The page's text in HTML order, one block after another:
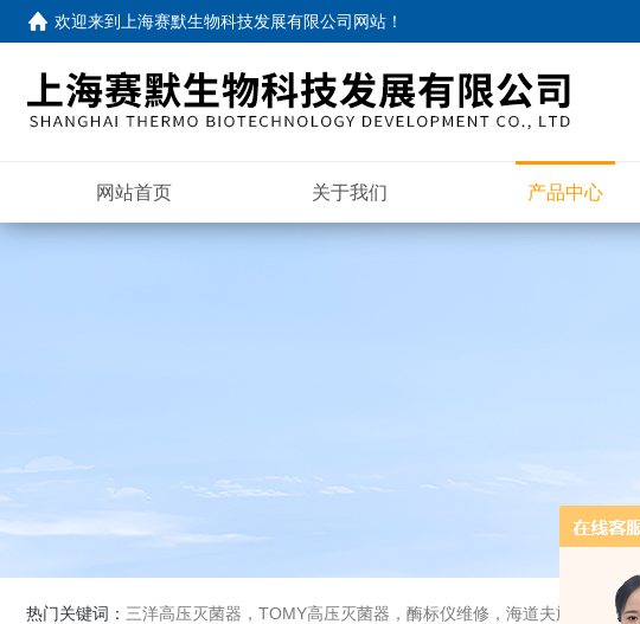
欢迎来到 上海赛默生物科技发展有限公司网站 ！
网站首页 关于我们 产品中心
热门关键词： 三洋高压灭菌器，TOMY高压灭菌器，酶标仪维修，海道夫旋转蒸发仪